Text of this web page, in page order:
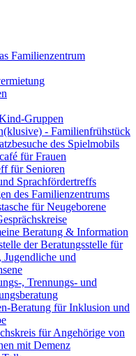
Familienzentrum
Gruppen
- Familienfrühstück
des Spielmobils
für Frauen
für Senioren
Sprachfördertreffs
des Familienzentrums
für Neugeborene
Beratung & Information
der Beratungsstelle für
Jugendliche und
, Trennungs- und
Beratung für Inklusion und
für Angehörige von
mit Demenz